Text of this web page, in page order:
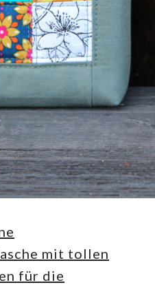
mit tollen
für die